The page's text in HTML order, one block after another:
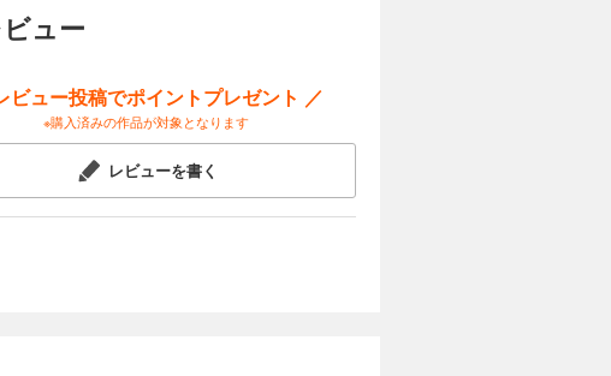
ュー
ビュー投稿でポイントプレゼント ／
※購入済みの作品が対象となります
レビューを書く